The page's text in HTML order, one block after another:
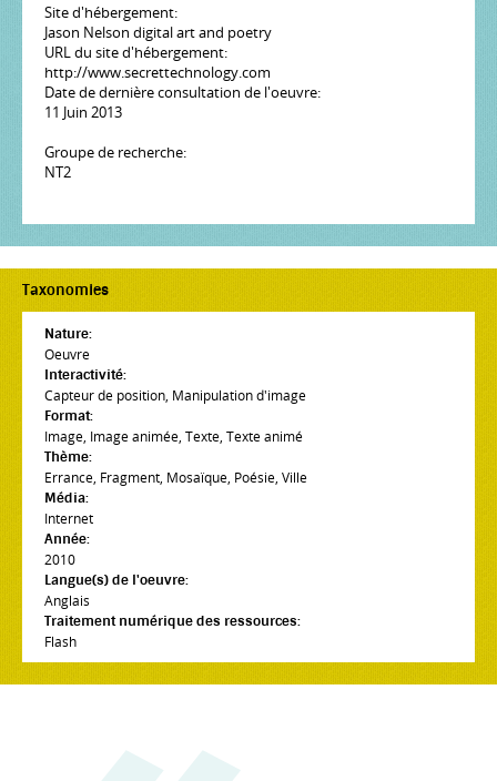
Site d'hébergement:
Jason Nelson digital art and poetry
URL du site d'hébergement:
http://www.secrettechnology.com
Date de dernière consultation de l'oeuvre:
11 Juin 2013
Groupe de recherche:
NT2
Taxonomies
Nature:
Oeuvre
Interactivité:
Capteur de position Manipulation d'image
Format:
Image Image animée Texte Texte animé
Thème:
Errance Fragment Mosaïque Poésie Ville
Média:
Internet
Année:
2010
Langue(s) de l'oeuvre:
Anglais
Traitement numérique des ressources:
Flash